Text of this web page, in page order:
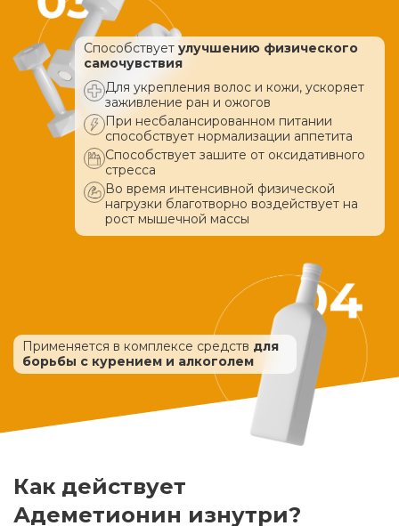
Способствует улучшению физического
самочувствия
Для укрепления волос и кожи, ускоряет
заживление ран и ожогов
При несбалансированном питании
способствует нормализации аппетита
Способствует зашите от оксидативного
стресса
Во время интенсивной физической
нагрузки благотворно воздействует на
рост мышечной массы
Применяется в комплексе средств для
борьбы с курением и алкоголем
Как действует
Адеметионин изнутри?